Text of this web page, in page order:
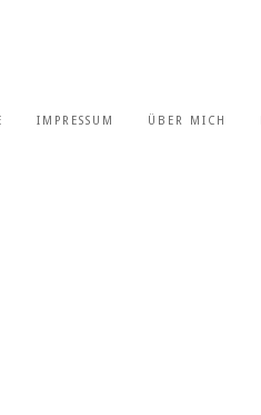
IMPRESSUM ÜBER MICH